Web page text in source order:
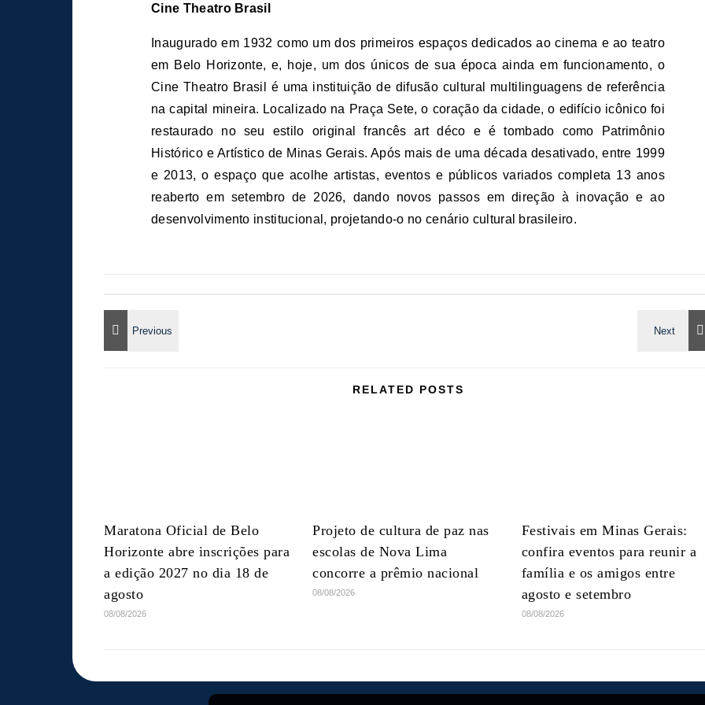
Cine Theatro Brasil
Inaugurado em 1932 como um dos primeiros espaços dedicados ao cinema e ao teatro
em Belo Horizonte, e, hoje, um dos únicos de sua época ainda em funcionamento, o
Cine Theatro Brasil é uma instituição de difusão cultural multilinguagens de referência
na capital mineira. Localizado na Praça Sete, o coração da cidade, o edifício icônico foi
restaurado no seu estilo original francês art déco e é tombado como Patrimônio
Histórico e Artístico de Minas Gerais. Após mais de uma década desativado, entre 1999
e 2013, o espaço que acolhe artistas, eventos e públicos variados completa 13 anos
reaberto em setembro de 2026, dando novos passos em direção à inovação e ao
desenvolvimento institucional, projetando-o no cenário cultural brasileiro.
RELATED POSTS
Maratona Oficial de Belo
Horizonte abre inscrições para
a edição 2027 no dia 18 de
agosto
08/08/2026
Projeto de cultura de paz nas
escolas de Nova Lima
concorre a prêmio nacional
08/08/2026
Festivais em Minas Gerais:
confira eventos para reunir a
família e os amigos entre
agosto e setembro
08/08/2026